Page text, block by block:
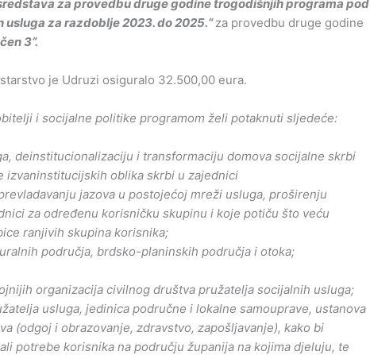
za provedbu druge godine trogodišnjih programa pod
za razdoblje 2023. do 2025.“za provedbu druge godine
3“.
je Udruzi osiguralo 32.500,00 eura.
i socijalne politike programom želi potaknuti sljedeće:
deinstitucionalizaciju i transformaciju domova socijalne skrbi
izvaninstitucijskih oblika skrbi u zajednici
jazova u postojećoj mreži usluga, proširenju
za određenu korisničku skupinu i koje potiču što veću
ranjivih skupina korisnika;
područja, brdsko-planinskih područja i otoka;
organizacija civilnog društva pružatelja socijalnih usluga;
usluga, jedinica područne i lokalne samouprave, ustanova
(odgoj i obrazovanje, zdravstvo, zapošljavanje), kako bi
potrebe korisnika na području županija na kojima djeluju, te